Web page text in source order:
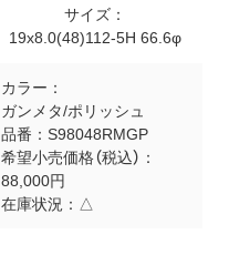
サイズ：
19x8.0(48)112-5H 66.6φ
カラー：
ガンメタ/ポリッシュ
品番： S98048RMGP
希望小売価格（税込）：
88,000円
在庫状況： △